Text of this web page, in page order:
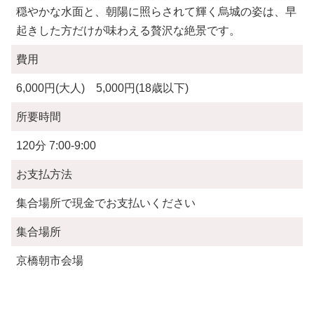
穏やかな水面と、朝陽に照らされて輝く烏城の姿は、早
起きした方だけが味わえる贅沢な絶景です。
費用
6,000円(大人) 5,000円(18歳以下)
所要時間
120分 7:00-9:00
お支払方法
集合場所で現金でお支払いください
集合場所
京橋朝市会場